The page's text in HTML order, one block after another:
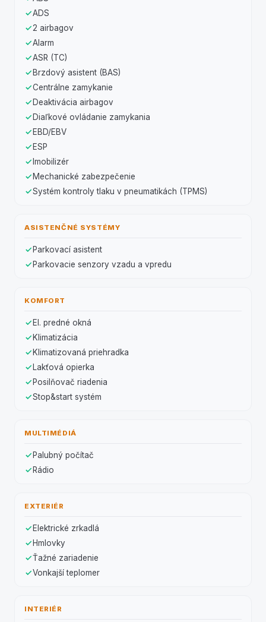
ADS
2 airbagov
Alarm
ASR (TC)
Brzdový asistent (BAS)
Centrálne zamykanie
Deaktivácia airbagov
Diaľkové ovládanie zamykania
EBD/EBV
ESP
Imobilizér
Mechanické zabezpečenie
Systém kontroly tlaku v pneumatikách (TPMS)
ASISTENČNÉ SYSTÉMY
Parkovací asistent
Parkovacie senzory vzadu a vpredu
KOMFORT
El. predné okná
Klimatizácia
Klimatizovaná priehradka
Lakťová opierka
Posilňovač riadenia
Stop&start systém
MULTIMÉDIÁ
Palubný počítač
Rádio
EXTERIÉR
Elektrické zrkadlá
Hmlovky
Ťažné zariadenie
Vonkajší teplomer
INTERIÉR